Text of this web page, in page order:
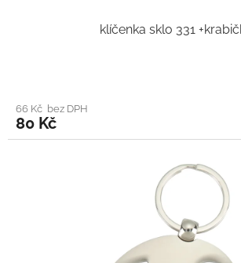
klíčenka sklo 331
66 Kč bez DPH
80 Kč